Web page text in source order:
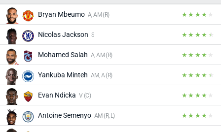
Bryan Mbeumo A, AM (R)
Nicolas Jackson S
Mohamed Salah A, AM (R)
Yankuba Minteh AM, A (R)
Evan Ndicka V (C)
Antoine Semenyo AM (R, L)